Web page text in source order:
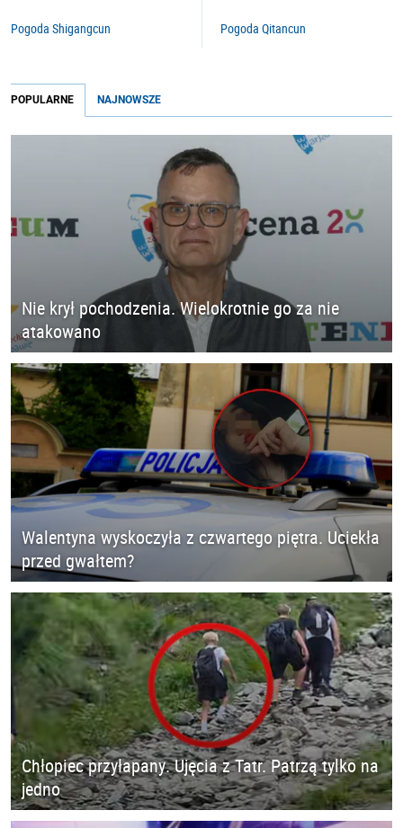
Pogoda Shigangcun Pogoda Qitancun
POPULARNE NAJNOWSZE
Nie krył pochodzenia. Wielokrotnie go za nie
atakowano
Walentyna wyskoczyła z czwartego piętra. Uciekła
przed gwałtem?
Chłopiec przyłapany. Ujęcia z Tatr. Patrzą tylko na
jedno